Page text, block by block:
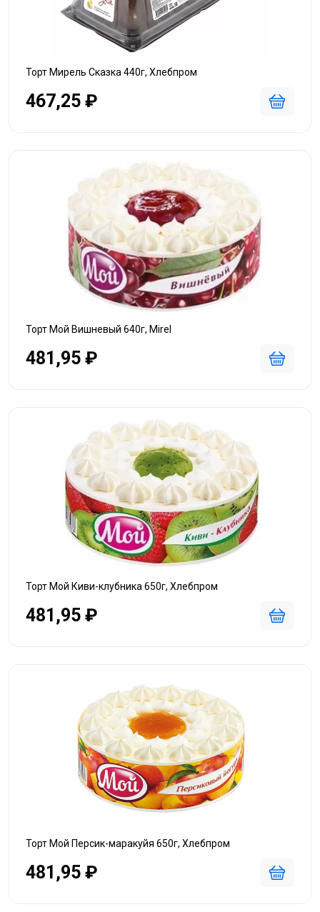
Торт Мирель Сказка 440г, Хлебпром
467,25 ₽
Торт Мой Вишневый 640г, Mirel
481,95 ₽
Торт Мой Киви-клубника 650г, Хлебпром
481,95 ₽
Торт Мой Персик-маракуйя 650г, Хлебпром
481,95 ₽